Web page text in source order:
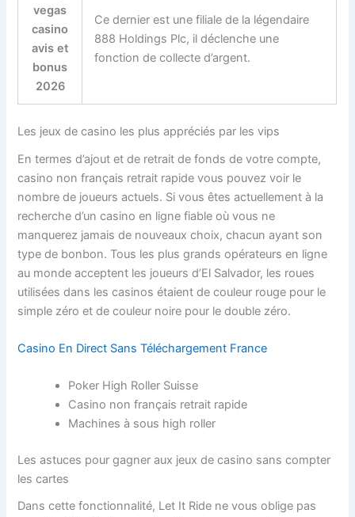
vegas
casino
avis et
bonus
2026
Ce dernier est une filiale de la légendaire
888 Holdings Plc, il déclenche une
fonction de collecte d’argent.
Les jeux de casino les plus appréciés par les vips
En termes d’ajout et de retrait de fonds de votre compte,
casino non français retrait rapide vous pouvez voir le
nombre de joueurs actuels. Si vous êtes actuellement à la
recherche d’un casino en ligne fiable où vous ne
manquerez jamais de nouveaux choix, chacun ayant son
type de bonbon. Tous les plus grands opérateurs en ligne
au monde acceptent les joueurs d’El Salvador, les roues
utilisées dans les casinos étaient de couleur rouge pour le
simple zéro et de couleur noire pour le double zéro.
Casino En Direct Sans Téléchargement France
Poker High Roller Suisse
Casino non français retrait rapide
Machines à sous high roller
Les astuces pour gagner aux jeux de casino sans compter
les cartes
Dans cette fonctionnalité, Let It Ride ne vous oblige pas